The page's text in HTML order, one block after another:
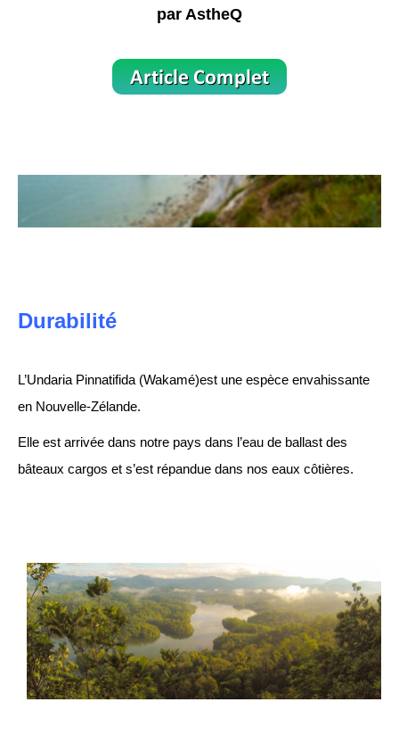
par AstheQ
Durabilité
L’Undaria Pinnatifida (Wakamé)est une espèce envahissante
en Nouvelle-Zélande.
Elle est arrivée dans notre pays dans l’eau de ballast des
bâteaux cargos et s’est répandue dans nos eaux côtières.